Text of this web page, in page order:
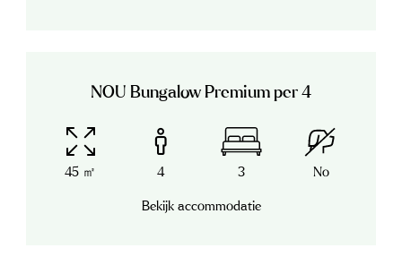
NOU Bungalow Premium per 4
45 ㎡ 4 3 No
Bekijk accommodatie